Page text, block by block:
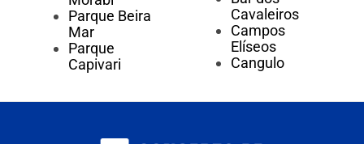
Parque Beira
Mar
Parque
Capivari
Cavaleiros
Campos
Elíseos
Cangulo